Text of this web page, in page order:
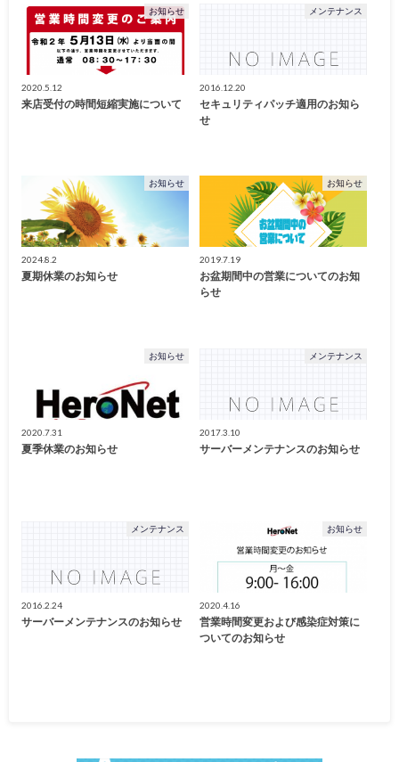
お知らせ
2020.5.12
来店受付の時間短縮実施について
メンテナンス
2016.12.20
セキュリティパッチ適用のお知ら
せ
お知らせ
2024.8.2
夏期休業のお知らせ
お知らせ
2019.7.19
お盆期間中の営業についてのお知
らせ
お知らせ
2020.7.31
夏季休業のお知らせ
メンテナンス
2017.3.10
サーバーメンテナンスのお知らせ
メンテナンス
2016.2.24
サーバーメンテナンスのお知らせ
お知らせ
2020.4.16
営業時間変更および感染症対策に
ついてのお知らせ